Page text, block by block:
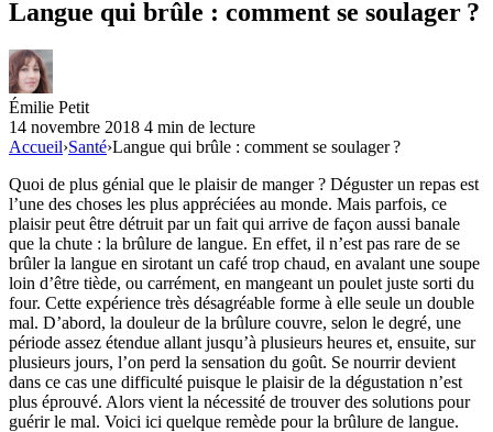
Langue qui brûle : comment se soulager ?
Émilie Petit
14 novembre 2018 4 min de lecture
Accueil›Santé›Langue qui brûle : comment se soulager ?
Quoi de plus génial que le plaisir de manger ? Déguster un repas est
l’une des choses les plus appréciées au monde. Mais parfois, ce
plaisir peut être détruit par un fait qui arrive de façon aussi banale
que la chute : la brûlure de langue. En effet, il n’est pas rare de se
brûler la langue en sirotant un café trop chaud, en avalant une soupe
loin d’être tiède, ou carrément, en mangeant un poulet juste sorti du
four. Cette expérience très désagréable forme à elle seule un double
mal. D’abord, la douleur de la brûlure couvre, selon le degré, une
période assez étendue allant jusqu’à plusieurs heures et, ensuite, sur
plusieurs jours, l’on perd la sensation du goût. Se nourrir devient
dans ce cas une difficulté puisque le plaisir de la dégustation n’est
plus éprouvé. Alors vient la nécessité de trouver des solutions pour
guérir le mal. Voici ici quelque remède pour la brûlure de langue.